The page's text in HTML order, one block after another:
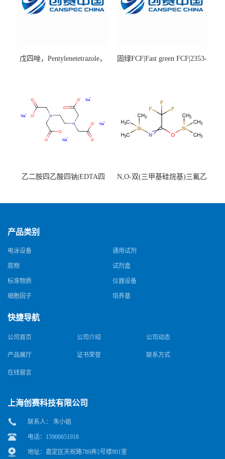
戊四唑，Pentylenetetrazole，
固绿FCF|Fast green FCF|2353-
乙二胺四乙酸四钠|EDTA四
N,O-双(三甲基硅烷基)三氟乙
产品类别
电泳设备 通用试剂
底物 试剂盒
标准物质 仪器设备
细胞因子 培养基
快捷导航
公司首页 公司介绍 公司动态
产品展厅 证书荣誉 联系方式
在线留言
上海创赛科技有限公司
联系人： 朱小姐
电话：15900651918
地址：嘉定区天祝路789弄2号楼901室